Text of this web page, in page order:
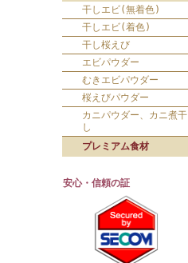
干しエビ(無着色)
干しエビ(着色)
干し桜えび
エビパウダー
むきエビパウダー
桜えびパウダー
カニパウダー、カニ煮干
し
プレミアム食材
安心・信頼の証